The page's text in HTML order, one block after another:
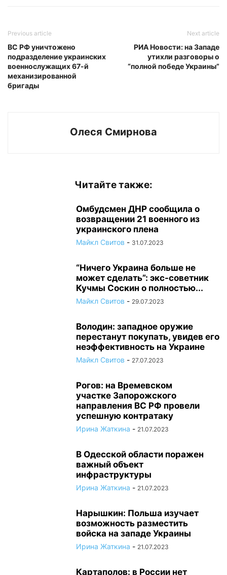
Previous article
ВС РФ уничтожено
подразделение украинских
военнослужащих 67-й
механизированной
бригады
Next article
РИА Новости: на Западе
утихли разговоры о
“полной победе Украины”
Олеся Смирнова
Читайте также:
Омбудсмен ДНР сообщила о
возвращении 21 военного из
украинского плена
Майкл Свитов - 31.07.2023
“Ничего Украина больше не
может сделать”: экс-советник
Кучмы Соскин о полностью...
Майкл Свитов - 29.07.2023
Володин: западное оружие
перестанут покупать, увидев его
неэффективность на Украине
Майкл Свитов - 27.07.2023
Рогов: на Времевском
участке Запорожского
направления ВС РФ провели
успешную контратаку
Ирина Жаткина - 21.07.2023
В Одесской области поражен
важный объект
инфраструктуры
Ирина Жаткина - 21.07.2023
Нарышкин: Польша изучает
возможность разместить
войска на западе Украины
Ирина Жаткина - 21.07.2023
Картаполов: в России нет